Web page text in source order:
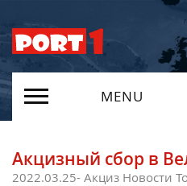
MENU
Акцизный сбор в
2022.03.25- Aкциз Новости